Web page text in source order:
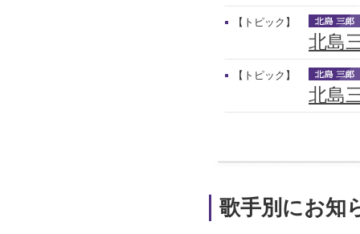
【トピック】
北島
【トピック】
北島
歌手別にお知